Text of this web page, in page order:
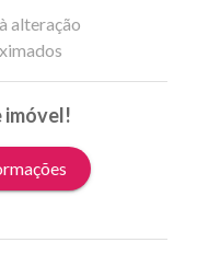
alteração
imóvel!